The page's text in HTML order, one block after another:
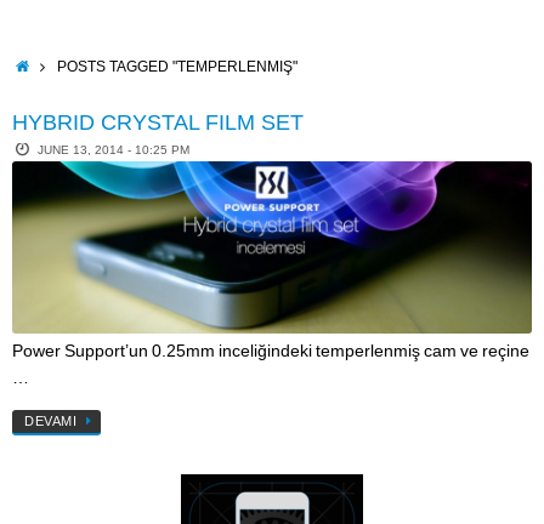
contentHOMEPOSTS TAGGED "TEMPERLENMIŞ"
HYBRID CRYSTAL FILM SET
JUNE 13, 2014 - 10:25 PM
Power Support’un 0.25mm inceliğindeki temperlenmiş cam ve reçine
DEVAMI